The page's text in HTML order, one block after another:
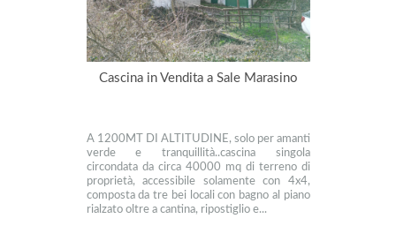
Cascina in Vendita a Sale Marasino
A 1200MT DI ALTITUDINE, solo per amanti
verde e tranquillità..cascina singola
circondata da circa 40000 mq di terreno di
proprietà, accessibile solamente con 4x4,
composta da tre bei locali con bagno al piano
rialzato oltre a cantina, ripostiglio e...